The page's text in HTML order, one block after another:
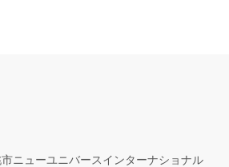
ニューユニバースインターナショナル